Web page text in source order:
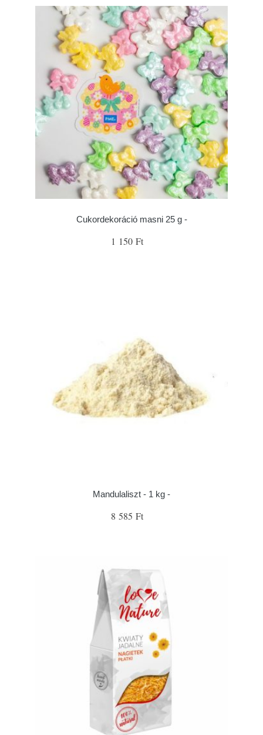
Cukordekoráció masni 25 g -
1 150 Ft
Mandulaliszt - 1 kg -
8 585 Ft